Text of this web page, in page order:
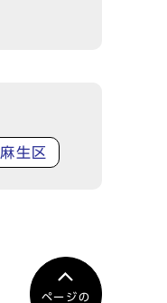
麻生区
ページの